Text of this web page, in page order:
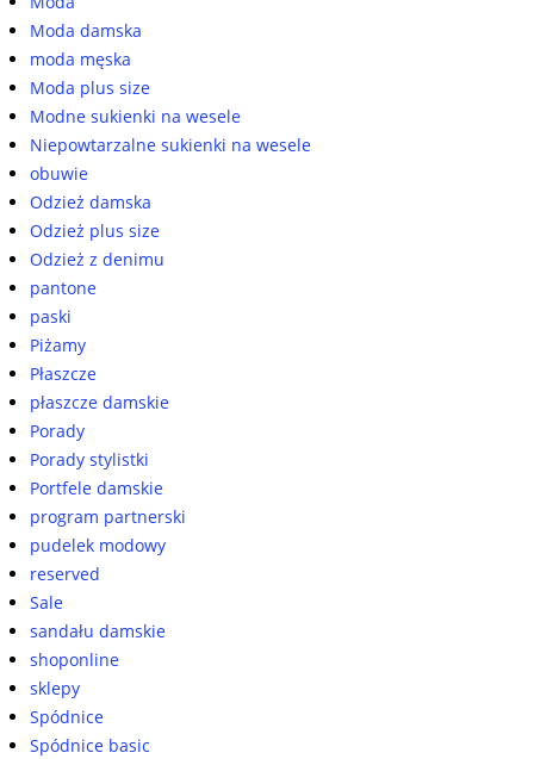
Moda damska
moda męska
Moda plus size
Modne sukienki na wesele
Niepowtarzalne sukienki na wesele
obuwie
Odzież damska
Odzież plus size
Odzież z denimu
pantone
paski
Piżamy
Płaszcze
płaszcze damskie
Porady
Porady stylistki
Portfele damskie
program partnerski
pudelek modowy
reserved
Sale
sandału damskie
shoponline
sklepy
Spódnice
Spódnice basic